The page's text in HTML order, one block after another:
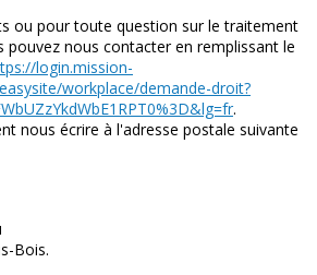
ou pour toute question sur le traitement
pouvez nous contacter en remplissant le
login.mission-
workplace/demande-droit?
.
nous écrire à l'adresse postale suivante
Bois.